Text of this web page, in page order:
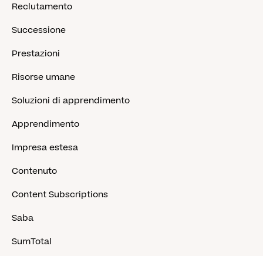
Reclutamento
Successione
Prestazioni
Risorse umane
Soluzioni di apprendimento
Apprendimento
Impresa estesa
Contenuto
Content Subscriptions
Saba
SumTotal